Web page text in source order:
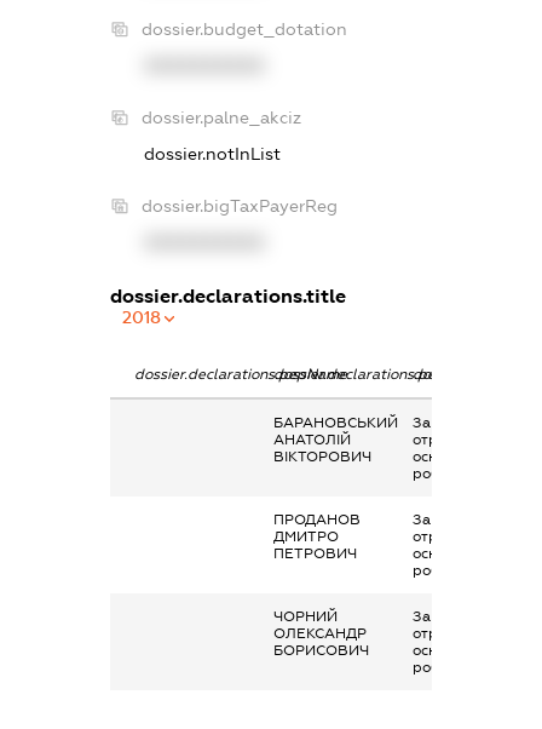
dossier.budget_dotation
dossier.palne_akciz
dossier.notInList
dossier.bigTaxPayerReg
dossier.declarations.title
2018
dossier.declarations.pepNamedossier.declarations.personName
БАРАНОВСЬКИЙ
АНАТОЛІЙ
ВІКТОРОВИЧ
Заробітна плата
отримана за
основним місцем
роботи
ПРОДАНОВ
ДМИТРО
ПЕТРОВИЧ
Заробітна плата
отримана за
основним місцем
роботи
ЧОРНИЙ
ОЛЕКСАНДР
БОРИСОВИЧ
Заробітна плата
отримана за
основним місцем
роботи